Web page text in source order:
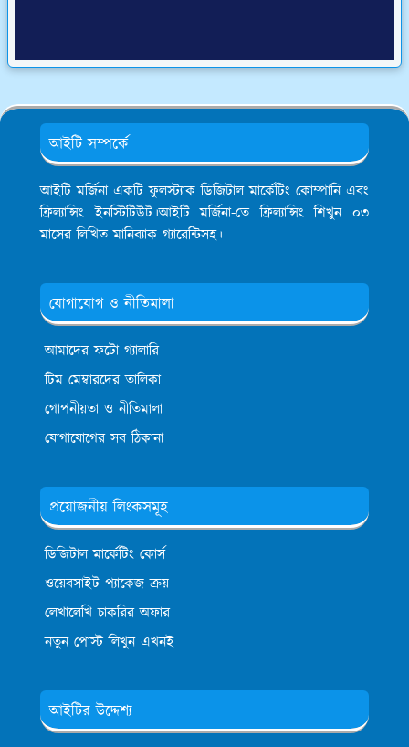
আইটি সম্পর্কে
আইটি মর্জিনা একটি ফুলস্ট্যাক ডিজিটাল মার্কেটিং কোম্পানি এবং
ফ্রিল্যান্সিং ইনস্টিটিউট।আইটি মর্জিনা-তে ফ্রিল্যান্সিং শিখুন ০৩
মাসের লিখিত মানিব্যাক গ্যারেন্টিসহ।
যোগাযোগ ও নীতিমালা
আমাদের ফটো গ্যালারি
টিম মেম্বারদের তালিকা
গোপনীয়তা ও নীতিমালা
যোগাযোগের সব ঠিকানা
প্রয়োজনীয় লিংকসমূহ
ডিজিটাল মার্কেটিং কোর্স
ওয়েবসাইট প্যাকেজ ক্রয়
লেখালেখি চাকরির অফার
নতুন পোস্ট লিখুন এখনই
আইটির উদ্দেশ্য